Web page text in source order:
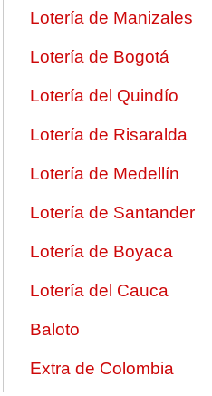
Lotería de Manizales
Lotería de Bogotá
Lotería del Quindío
Lotería de Risaralda
Lotería de Medellín
Lotería de Santander
Lotería de Boyaca
Lotería del Cauca
Baloto
Extra de Colombia